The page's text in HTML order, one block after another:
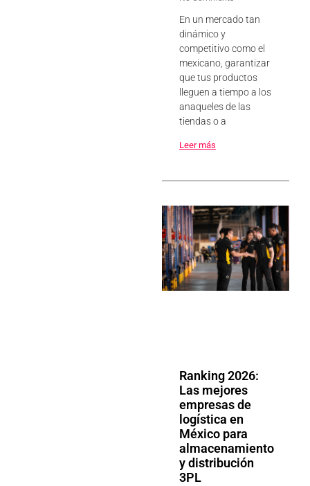
En un mercado tan
dinámico y
competitivo como el
mexicano, garantizar
que tus productos
lleguen a tiempo a los
anaqueles de las
tiendas o a
Leer más
Ranking 2026:
Las mejores
empresas de
logística en
México para
almacenamiento
y distribución
3PL